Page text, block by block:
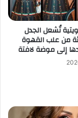
تُشعل الجدل
من علب القهوة
إلى موضة لافتة